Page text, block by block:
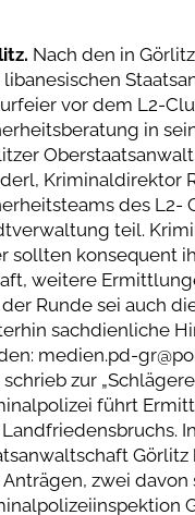
Nach den in
vor dem L2-
in
Kriminaldirektor
des L2-
teil.
sollten konsequent
weitere
der Runde sei auch
sachdienliche
medien.pd-
zur
führt
zwei davon